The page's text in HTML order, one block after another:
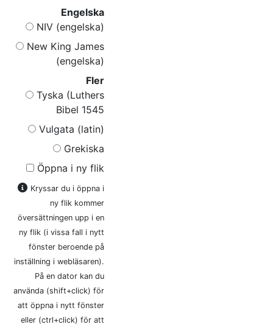
Engelska
NIV (engelska)
New King James
(engelska)
Fler
Tyska (Luthers
Bibel 1545
Vulgata (latin)
Grekiska
Öppna i ny flik
Kryssar du i öppna i
ny flik kommer
översättningen upp i en
ny flik (i vissa fall i nytt
fönster beroende på
inställning i webläsaren).
På en dator kan du
använda (shift+click) för
att öppna i nytt fönster
eller (ctrl+click) för att